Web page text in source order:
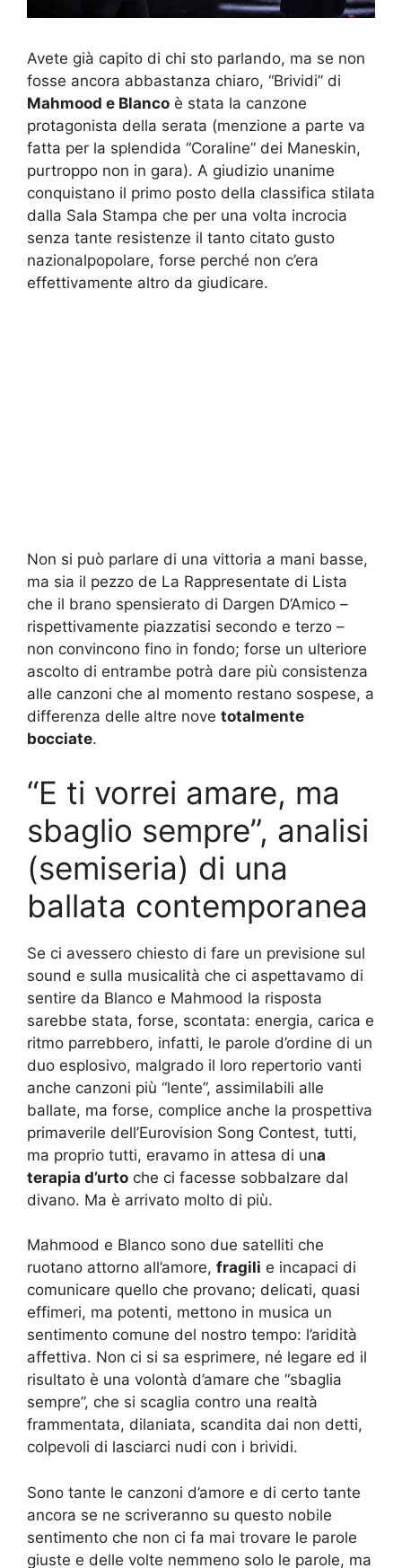
Avete già capito di chi sto parlando, ma se non
fosse ancora abbastanza chiaro, “Brividi” di
Mahmood e Blanco è stata la canzone
protagonista della serata (menzione a parte va
fatta per la splendida “Coraline” dei Maneskin,
purtroppo non in gara). A giudizio unanime
conquistano il primo posto della classifica stilata
dalla Sala Stampa che per una volta incrocia
senza tante resistenze il tanto citato gusto
nazionalpopolare, forse perché non c’era
effettivamente altro da giudicare.
Non si può parlare di una vittoria a mani basse,
ma sia il pezzo de La Rappresentate di Lista
che il brano spensierato di Dargen D’Amico –
rispettivamente piazzatisi secondo e terzo –
non convincono fino in fondo; forse un ulteriore
ascolto di entrambe potrà dare più consistenza
alle canzoni che al momento restano sospese, a
differenza delle altre nove totalmente
bocciate.
“E ti vorrei amare, ma
sbaglio sempre”, analisi
(semiseria) di una
ballata contemporanea
Se ci avessero chiesto di fare un previsione sul
sound e sulla musicalità che ci aspettavamo di
sentire da Blanco e Mahmood la risposta
sarebbe stata, forse, scontata: energia, carica e
ritmo parrebbero, infatti, le parole d’ordine di un
duo esplosivo, malgrado il loro repertorio vanti
anche canzoni più “lente”, assimilabili alle
ballate, ma forse, complice anche la prospettiva
primaverile dell’Eurovision Song Contest, tutti,
ma proprio tutti, eravamo in attesa di una
terapia d’urto che ci facesse sobbalzare dal
divano. Ma è arrivato molto di più.
Mahmood e Blanco sono due satelliti che
ruotano attorno all’amore, fragili e incapaci di
comunicare quello che provano; delicati, quasi
effimeri, ma potenti, mettono in musica un
sentimento comune del nostro tempo: l’aridità
affettiva. Non ci si sa esprimere, né legare ed il
risultato è una volontà d’amare che “sbaglia
sempre”, che si scaglia contro una realtà
frammentata, dilaniata, scandita dai non detti,
colpevoli di lasciarci nudi con i brividi.
Sono tante le canzoni d’amore e di certo tante
ancora se ne scriveranno su questo nobile
sentimento che non ci fa mai trovare le parole
giuste e delle volte nemmeno solo le parole, ma